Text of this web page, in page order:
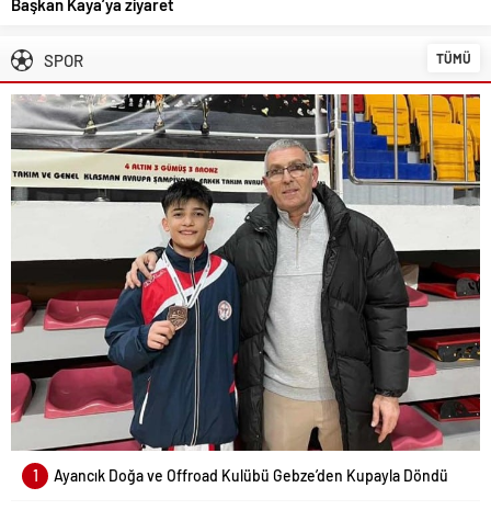
Başkan Kaya’ya ziyaret
SPOR TÜMÜ
1 Ayancık Doğa ve Offroad Kulübü Gebze’den Kupayla Döndü